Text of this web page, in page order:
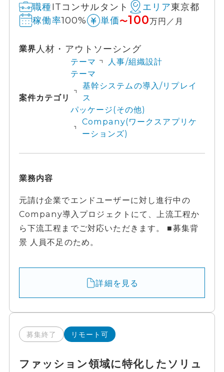
職種ITコンサルタント エリア東京都
稼働率100% 単価〜100万円／月
業界 人材・アウトソーシング
案件カテゴリ
テーマ
人事/組織設計
テーマ
基幹システムの導入/リプレイ
ス
パッケージ(その他)
Company(ワークスアプリケ
ーションズ)
業務内容
元請け企業でエンドユーザーに対し進行中の
Company導入プロジェクトにて、上流工程か
ら下流工程までご対応いただきます。 ■募集背
景 人員不足のため。
詳細を見る
募集終了 リモート可
ファッション領域に特化したソリュ